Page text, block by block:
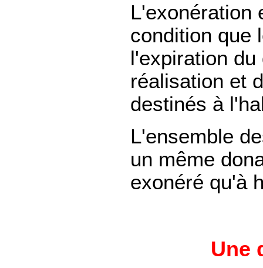
L'exonération
condition que
l'expiration
réalisation et
destinés à
L'ensemble
un même
exonéré qu'à
Une